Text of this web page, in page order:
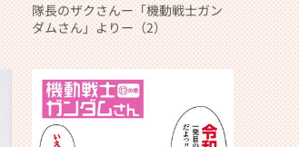
隊長のザクさんー「機動戦士ガン
ダムさん」よりー（2）